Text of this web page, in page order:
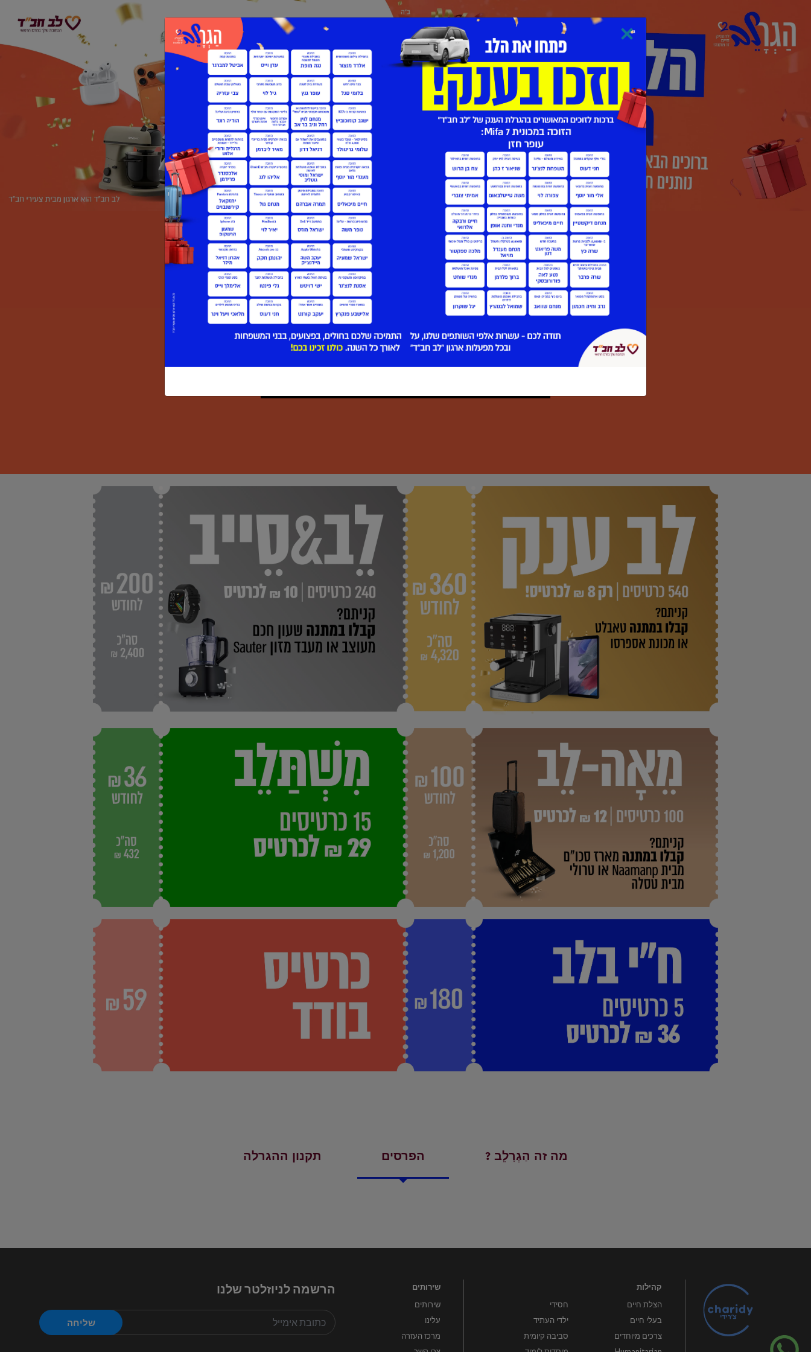
אודות הַגְרָלֵב
מה זה הַגְרָלֵב ? הפרסים תקנון ההגרלה
קהילות
הצלת חיים
חסידי
בעלי חיים
ילדי העתיד
צרכים מיוחדים
סביבה קיומית
שירותים
שירותים
עלינו
מרכז העזרה
הרשמה לניוזלטר שלנו
שליחה